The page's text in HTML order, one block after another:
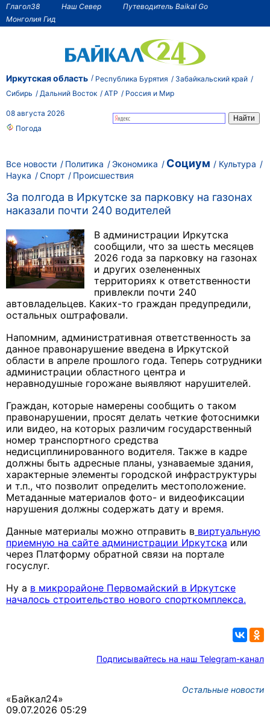
Глагол38 Наш Север
Путеводитель Baikal Go
Монголия Гид
Иркутская область Республика Бурятия
Забайкальский край
Сибирь
Дальний Восток АТР Россия и Мир
08 августа 2026
Погода
Все новости Политика Экономика Социум
Культура
Наука
Спорт Происшествия
За полгода в Иркутске за парковку на газонах
наказали почти 240 водителей
В администрации Иркутска
сообщили, что за шесть месяцев
2026 года за парковку на газонах
и других озелененных
территориях к ответственности
привлекли почти 240
автовладельцев. Каких-то граждан предупредили,
остальных оштрафовали.
Напомним, административная ответственность за
данное правонарушение введена в Иркутской
области в апреле прошлого года. Теперь сотрудники
администрации областного центра и
неравнодушные горожане выявляют нарушителей.
Граждан, которые намерены сообщить о таком
правонарушении, просят делать четкие фотоснимки
или видео, на которых различим государственный
номер транспортного средства
недисциплинированного водителя. Также в кадре
должны быть адресные планы, узнаваемые здания,
характерные элементы городской инфраструктуры
и т.п., что позволит определить местоположение.
Метаданные материалов фото- и видеофиксации
нарушения должны содержать дату и время.
Данные материалы можно отправить в виртуальную
приемную на сайте администрации Иркутска или
через Платформу обратной связи на портале
госуслуг.
Ну а в микрорайоне Первомайский в Иркутске
началось строительство нового спорткомплекса.
Подписывайтесь на наш Telegram-канал
Остальные новости
«Байкал24»
09.07.2026 05:29